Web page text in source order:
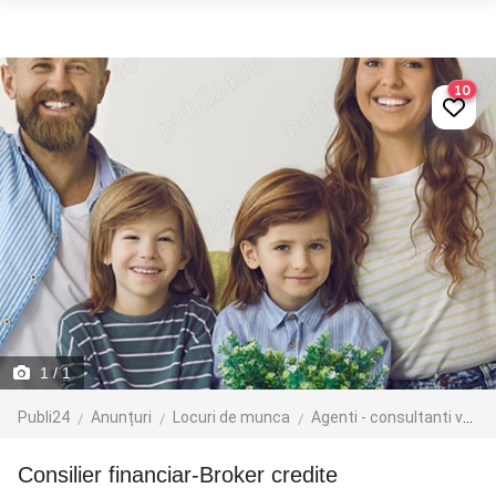
1 / 1
Publi24 Anunțuri Locuri de munca Agenti - consultanti vanzari
10
Consilier financiar-Broker credite